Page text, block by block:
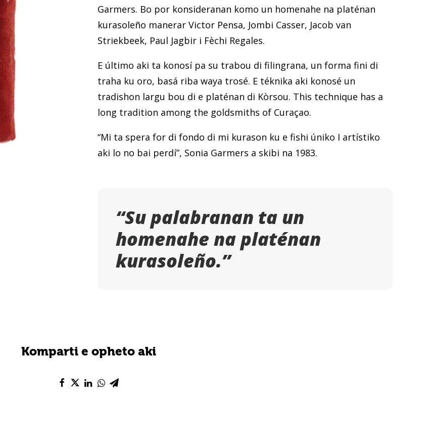
Garmers. Bo por konsideranan komo un homenahe na platénan
kurasoleño manerar Victor Pensa, Jombi Casser, Jacob van
Striekbeek, Paul Jagbir i Fèchi Regales.
E último aki ta konosí pa su trabou di filingrana, un forma fini di
traha ku oro, basá riba waya trosé. E téknika aki konosé un
tradishon largu bou di e platénan di Kòrsou. This technique has a
long tradition among the goldsmiths of Curaçao.
“Mi ta spera for di fondo di mi kurason ku e fishi úniko I artístiko
aki lo no bai perdí”, Sonia Garmers a skibi na 1983.
“Su palabranan ta un
homenahe na platénan
kurasoleño.”
Komparti e opheto aki